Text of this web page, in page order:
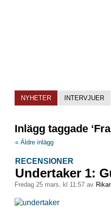
NYHETER INTERVJUER
Inlägg taggade
« Äldre inlägg
RECENSIONER
Undertaker 1:
fredag 25 mars, kl 11:57 av